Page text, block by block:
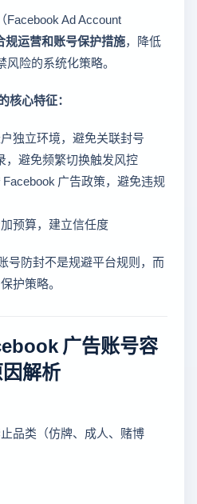
Facebook Ad Account
规运营和账号保护措施，降低
险的系统化策略。
核心特征：
独立环境，避免关联封号
，避免频繁切换触发风控
广告政策，避免违规
预算，建立信任度
号防封不是规避平台规则，而
护策略。
广告账号容
解析
品类（仿牌、成人、赌博